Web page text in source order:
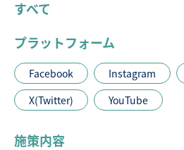
すべて
プラットフォーム
Facebook Instagram
X(Twitter)
YouTube
施策内容